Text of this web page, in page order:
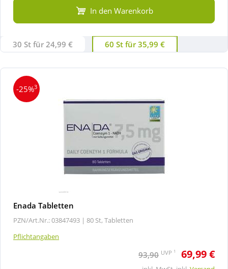
In den Warenkorb
30 St für 24,99 € 60 St für 35,99 €
-25%3
Enada Tabletten
PZN/Art.Nr.: 03847493 | 80 St, Tabletten
Pflichtangaben
93,90 UVP 1 69,99 €